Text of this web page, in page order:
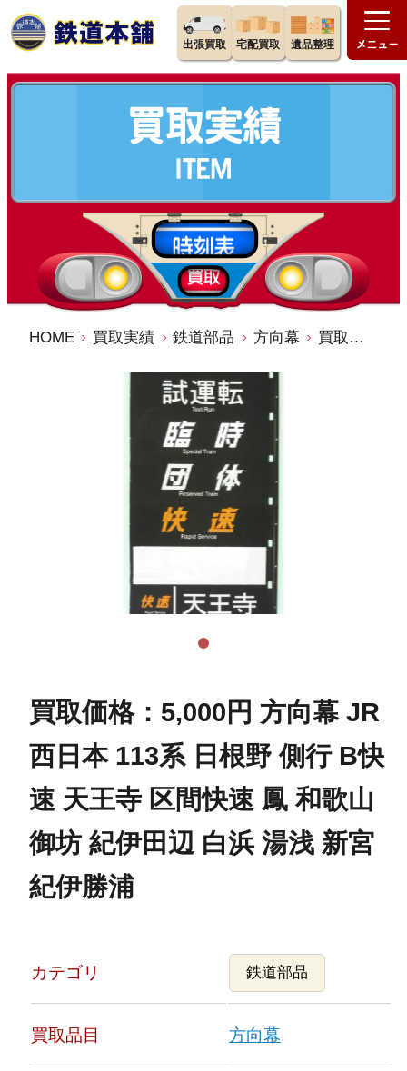
出張買取 宅配買取 遺品整理
HOME 買取実績 鉄道部品 方向幕 買取価格：5,000円 方向幕 JR西日本 113系 日根野 側行 B快速 天王寺 区間快速 鳳 和歌山 御坊 紀伊田辺 白浜 湯浅 新宮 紀伊勝浦
買取価格：5,000円 方向幕 JR
西日本 113系 日根野 側行 B快
速 天王寺 区間快速 鳳 和歌山
御坊 紀伊田辺 白浜 湯浅 新宮
紀伊勝浦
カテゴリ 鉄道部品
買取品目 方向幕